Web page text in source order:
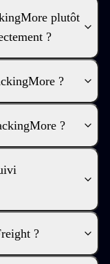
plutôt
?
?
?
?